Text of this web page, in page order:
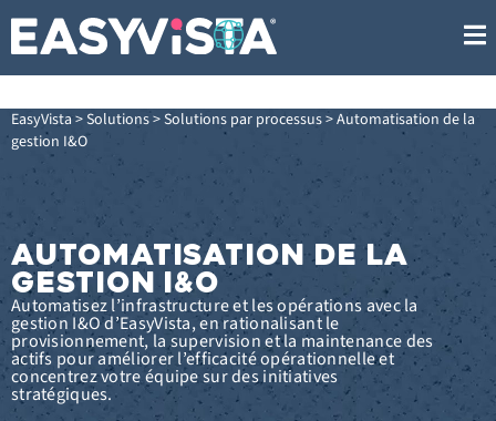
EasyVista >Solutions>Solutions par processus>Automatisation de la
gestion I&O
AUTOMATISATION DE LA
GESTION I&O
Automatisez l’infrastructure et les opérations avec la
gestion I&O d’EasyVista, en rationalisant le
provisionnement, la supervision et la maintenance des
actifs pour améliorer l’efficacité opérationnelle et
concentrez votre équipe sur des initiatives
stratégiques.